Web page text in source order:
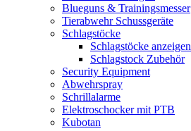
Blueguns & Trainingsmesser
Tierabwehr Schussgeräte
Schlagstöcke
Schlagstöcke anzeigen
Schlagstock Zubehör
Security Equipment
Abwehrspray
Schrillalarme
Elektroschocker mit PTB
Kubotan